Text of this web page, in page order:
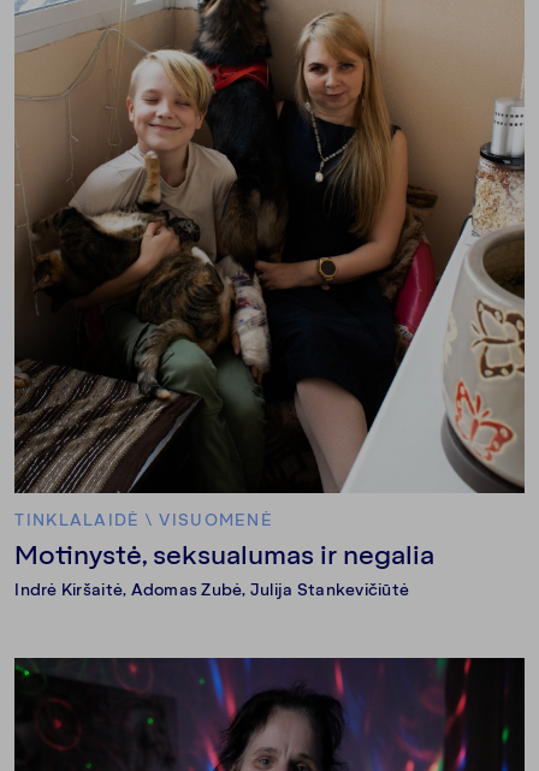
TINKLALAIDĖ \VISUOMENĖ
Motinystė, seksualumas ir negalia
Indrė Kiršaitė, Adomas Zubė, Julija Stankevičiūtė